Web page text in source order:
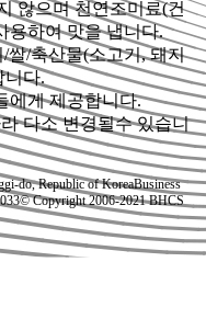
않으며 천연조미료(건
용하여 맛을 냅니다.
쌀/축산물(소고기, 돼지
니다.
에게 제공합니다.
다소 변경될수 있습니
do, Republic of KoreaBusiness
© Copyright 2006-2021 BHCS